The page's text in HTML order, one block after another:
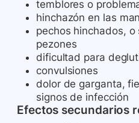
temblores o
hinchazón en las
pechos hinchados,
pezones
dificultad para
convulsiones
dolor de garganta,
signos de infección
Efectos secundarios